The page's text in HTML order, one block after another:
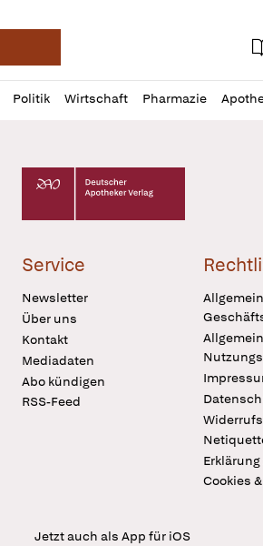
Deutsche Apotheker
Politik Wirtschaft Pharmazie
Profil
öffnen
Daz
Pur
Deutscher Apotheker Verlag Logo
Service
Newsletter
Über uns
Kontakt
Mediadaten
Abo kündigen
RSS-Feed
Cookies
Jetzt auch als App für iOS